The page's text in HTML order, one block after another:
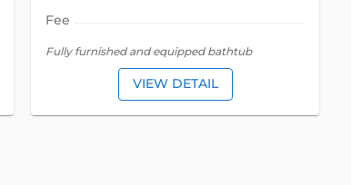
Fee
Fully furnished and equipped bathtub
VIEW DETAIL